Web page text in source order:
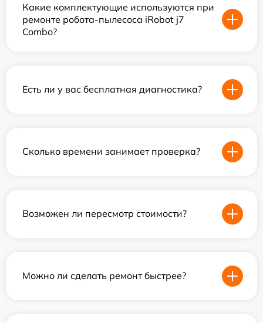
Какие комплектующие используются при
ремонте робота-пылесоса iRobot j7
Combo?
Есть ли у вас бесплатная диагностика?
Сколько времени занимает проверка?
Возможен ли пересмотр стоимости?
Можно ли сделать ремонт быстрее?